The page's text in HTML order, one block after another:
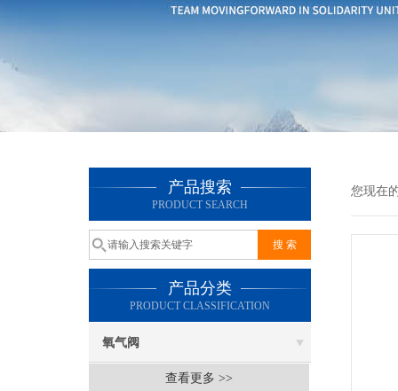
产品搜索
PRODUCT SEARCH
产品分类
PRODUCT CLASSIFICATION
氧气阀
查看更多 >>
您现在